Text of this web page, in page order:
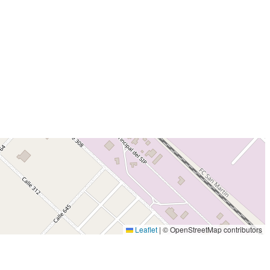
Leaflet | © OpenStreetMap contributors